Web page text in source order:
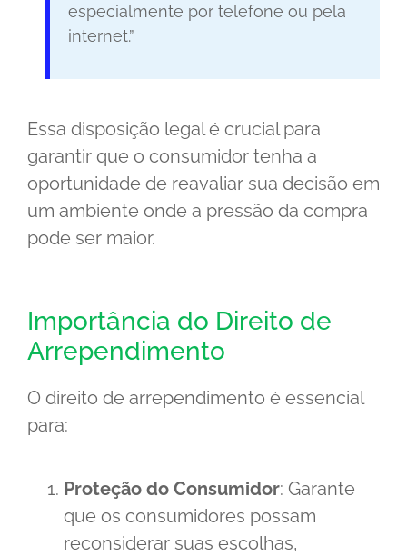
especialmente por telefone ou pela
internet.”
Essa disposição legal é crucial para
garantir que o consumidor tenha a
oportunidade de reavaliar sua decisão em
um ambiente onde a pressão da compra
pode ser maior.
Importância do Direito de
Arrependimento
O direito de arrependimento é essencial
para:
Proteção do Consumidor: Garante
que os consumidores possam
reconsiderar suas escolhas,